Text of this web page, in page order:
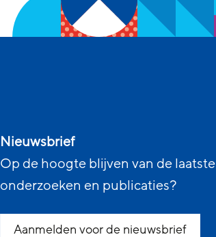
Nieuwsbrief
Op de hoogte blijven van de laatste
onderzoeken en publicaties?
Aanmelden voor de nieuwsbrief